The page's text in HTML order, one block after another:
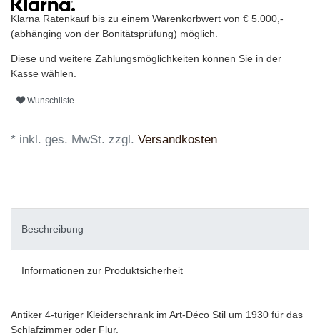
Klarna Ratenkauf bis zu einem Warenkorbwert von € 5.000,-
(abhänging von der Bonitätsprüfung) möglich.
Diese und weitere Zahlungsmöglichkeiten können Sie in der
Kasse wählen.
Wunschliste
* inkl. ges. MwSt. zzgl. Versandkosten
Beschreibung
Informationen zur Produktsicherheit
Antiker 4-türiger Kleiderschrank im Art-Déco Stil um 1930 für das
Schlafzimmer oder Flur.